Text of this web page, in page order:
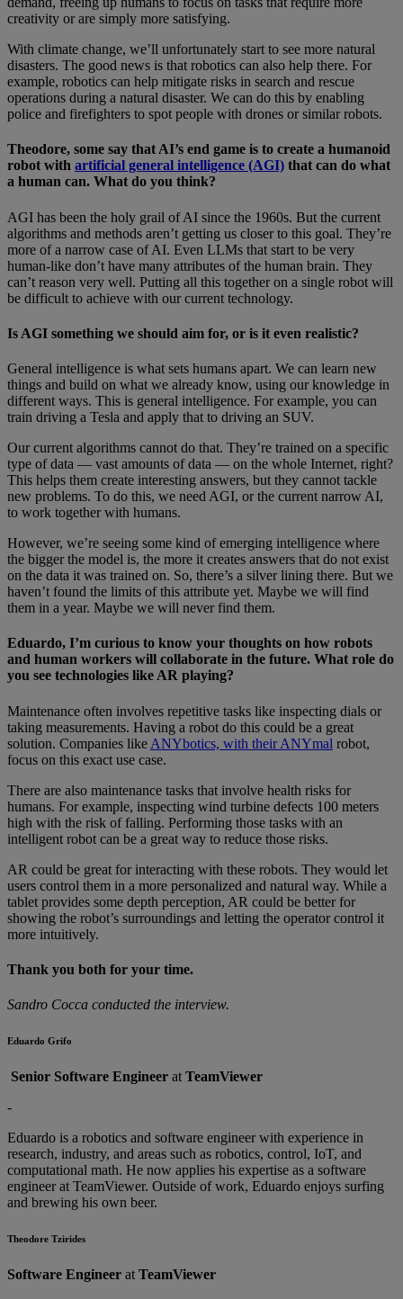
creativity or are simply more satisfying.
With climate change, we’ll unfortunately start to see more natural
disasters. The good news is that robotics can also help there. For
example, robotics can help mitigate risks in search and rescue
operations during a natural disaster. We can do this by enabling
police and firefighters to spot people with drones or similar robots.
Theodore, some say that AI’s end game is to create a humanoid
robot with artificial general intelligence (AGI) that can do what
a human can. What do you think?
AGI has been the holy grail of AI since the 1960s. But the current
algorithms and methods aren’t getting us closer to this goal. They’re
more of a narrow case of AI. Even LLMs that start to be very
human-like don’t have many attributes of the human brain. They
can’t reason very well. Putting all this together on a single robot will
be difficult to achieve with our current technology.
Is AGI something we should aim for, or is it even realistic?
General intelligence is what sets humans apart. We can learn new
things and build on what we already know, using our knowledge in
different ways. This is general intelligence. For example, you can
train driving a Tesla and apply that to driving an SUV.
Our current algorithms cannot do that. They’re trained on a specific
type of data — vast amounts of data — on the whole Internet, right?
This helps them create interesting answers, but they cannot tackle
new problems. To do this, we need AGI, or the current narrow AI,
to work together with humans.
However, we’re seeing some kind of emerging intelligence where
the bigger the model is, the more it creates answers that do not exist
on the data it was trained on. So, there’s a silver lining there. But we
haven’t found the limits of this attribute yet. Maybe we will find
them in a year. Maybe we will never find them.
Eduardo, I’m curious to know your thoughts on how robots
and human workers will collaborate in the future. What role do
you see technologies like AR playing?
Maintenance often involves repetitive tasks like inspecting dials or
taking measurements. Having a robot do this could be a great
solution. Companies like ANYbotics, with their ANYmal robot,
focus on this exact use case.
There are also maintenance tasks that involve health risks for
humans. For example, inspecting wind turbine defects 100 meters
high with the risk of falling. Performing those tasks with an
intelligent robot can be a great way to reduce those risks.
AR could be great for interacting with these robots. They would let
users control them in a more personalized and natural way. While a
tablet provides some depth perception, AR could be better for
showing the robot’s surroundings and letting the operator control it
more intuitively.
Thank you both for your time.
Sandro Cocca conducted the interview.
Eduardo Grifo
Senior Software Engineer at TeamViewer
-
Eduardo is a robotics and software engineer with experience in
research, industry, and areas such as robotics, control, IoT, and
computational math. He now applies his expertise as a software
engineer at TeamViewer. Outside of work, Eduardo enjoys surfing
and brewing his own beer.
Theodore Tzirides
Software Engineer at TeamViewer